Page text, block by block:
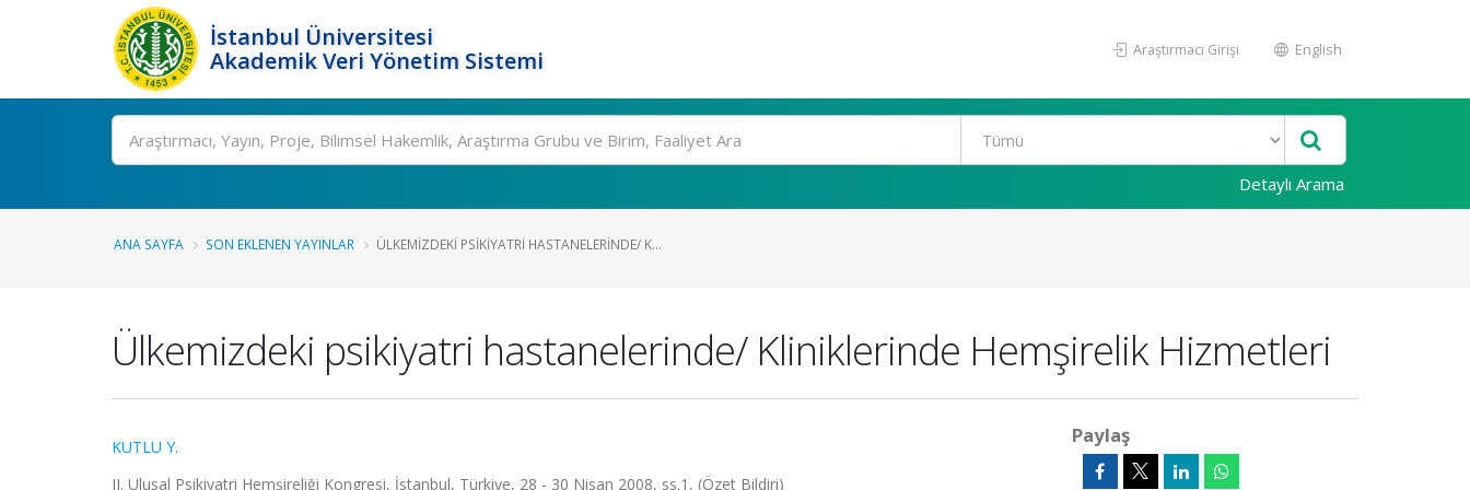
İstanbul Üniversitesi
Akademik Veri Yönetim Sistemi
Araştırmacı Girişi English
Ara
Detaylı Arama
ANA SAYFA SON EKLENEN YAYINLAR ÜLKEMIZDEKI PSIKIYATRI HASTANELERINDE/ K...
Ülkemizdeki psikiyatri hastanelerinde/ Kliniklerinde Hemşirelik Hizmetleri
KUTLU Y.
II. Ulusal Psikiyatri Hemşireliği Kongresi, İstanbul, Türkiye, 28 - 30 Nisan 2008, ss.1, (Özet Bildiri)
Paylaş